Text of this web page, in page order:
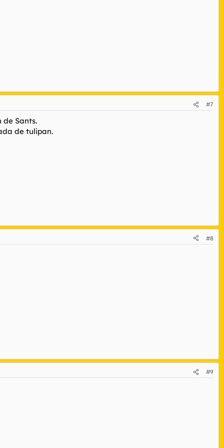
#7
de Sants.
de tulipan.
#8
#9